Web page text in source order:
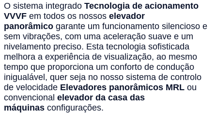
O sistema integrado Tecnologia de acionamento
VVVF em todos os nossos elevador
panorâmico garante um funcionamento silencioso e
sem vibrações, com uma aceleração suave e um
nivelamento preciso. Esta tecnologia sofisticada
melhora a experiência de visualização, ao mesmo
tempo que proporciona um conforto de condução
inigualável, quer seja no nosso sistema de controlo
de velocidade Elevadores panorâmicos MRL ou
convencional elevador da casa das
máquinas configurações.